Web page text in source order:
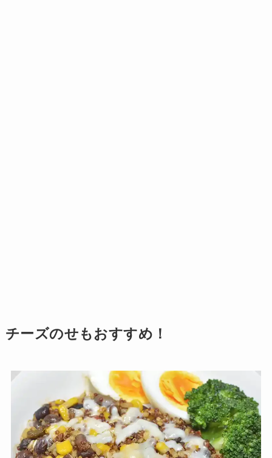
チーズのせもおすすめ！